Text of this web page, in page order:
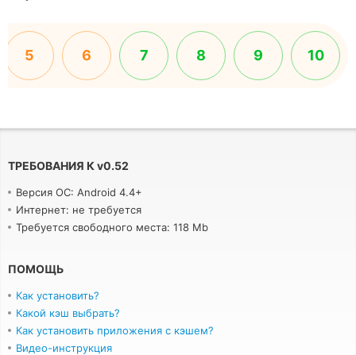
5 6 7 8 9 10
ТРЕБОВАНИЯ К v0.52
Версия ОС: Android 4.4+
Интернет: не требуется
Требуется свободного места: 118 Mb
ПОМОЩЬ
Как установить?
Какой кэш выбрать?
Как установить приложения с кэшем?
Видео-инструкция